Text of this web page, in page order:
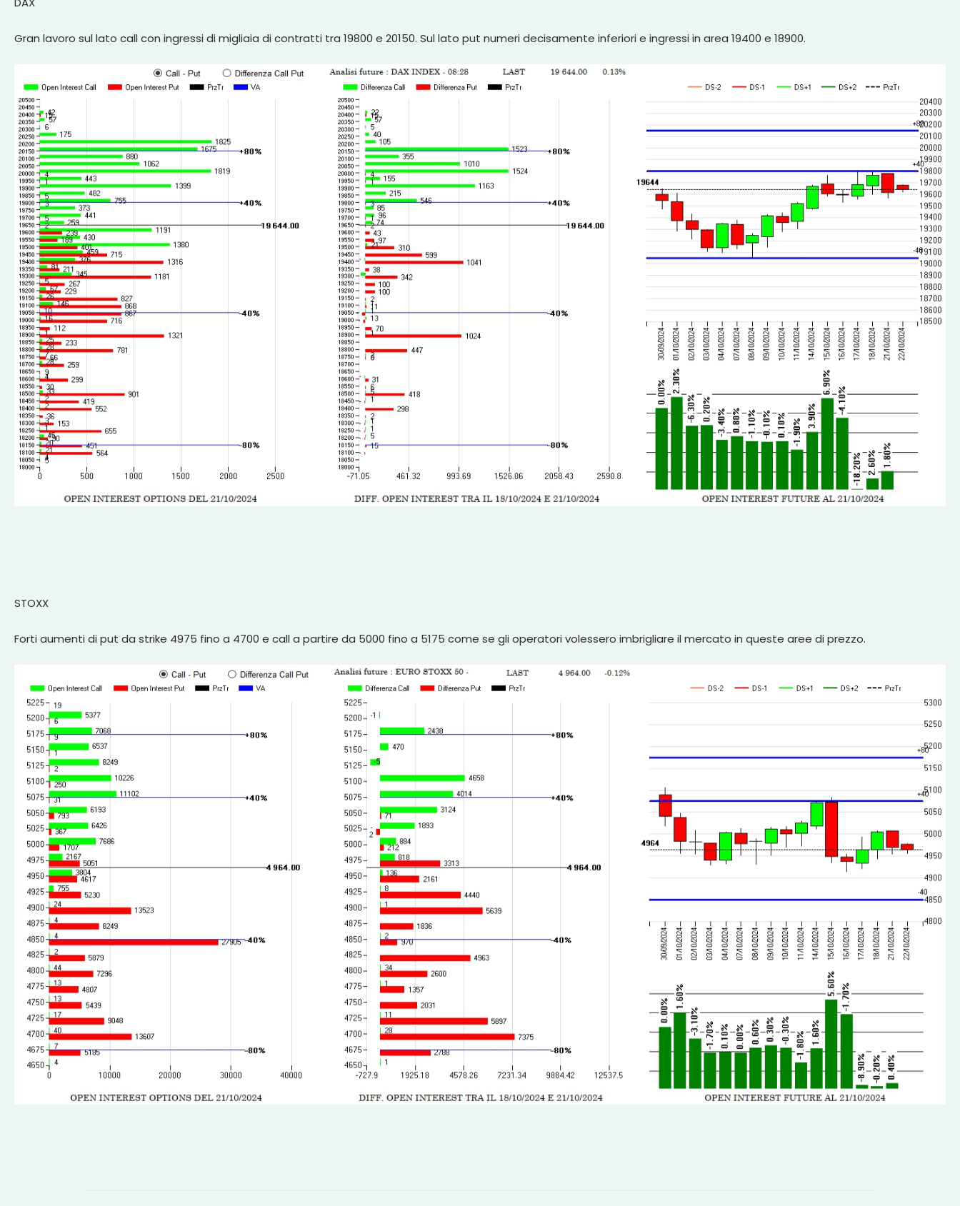
Gran lavoro sul lato call con ingressi di migliaia di contratti tra 19800 e 20150. Sul lato put numeri decisamente inferiori e ingressi in area 19400 e 18900.
STOXX
Forti aumenti di put da strike 4975 fino a 4700 e call a partire da 5000 fino a 5175 come se gli operatori volessero imbrigliare il mercato in queste aree di prezzo.